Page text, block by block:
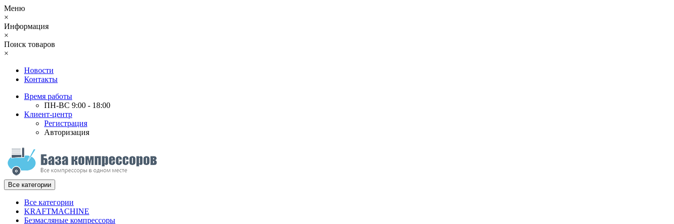
Меню
×
Информация
×
Поиск товаров
×
Новости
Контакты
Время работы
ПН-ВС 9:00 - 18:00
Клиент-центр
Регистрация
Авторизация
Все категории
Все категории
KRAFTMACHINE
Безмасляные компрессоры